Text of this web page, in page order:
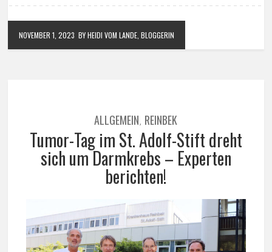
NOVEMBER 1, 2023 BY HEIDI VOM LANDE, BLOGGERIN
ALLGEMEIN, REINBEK
Tumor-Tag im St. Adolf-Stift dreht
sich um Darmkrebs – Experten
berichten!